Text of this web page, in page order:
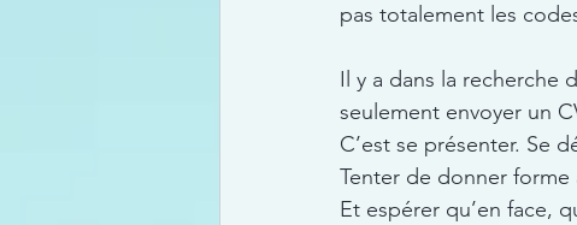
pas totalement les
Il y a dans la recherche
seulement envoyer un
C’est se présenter. Se
Tenter de donner forme
Et espérer qu’en face,